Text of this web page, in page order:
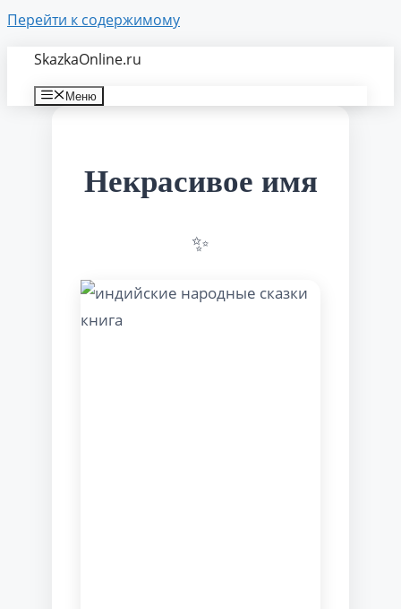
Перейти к содержимому
SkazkaOnline.ru
Меню
Некрасивое имя